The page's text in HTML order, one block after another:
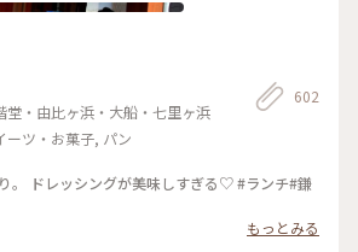
している私にとって熱いのは苦手😅 たぶ
のタオルをビニール袋に入れて、バッグにIN‼️
でも足湯があるからね😉 #ナラヤカフェ #
るカフェ系 #ハルさんの休日 #足湯
堂・由比ヶ浜・大船・七里ヶ浜
ーツ・お菓子, パン
602
。 ドレッシングが美味しすぎる♡ #ランチ#鎌
もっとみる